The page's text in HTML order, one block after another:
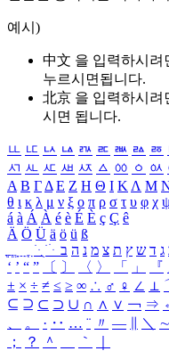
예시)
中文 을 입력하시려
누르시면됩니다.
北京 을 입력하시려
시면 됩니다.
ㅥ ㅦ ㅧ ㅨ ㅩ ㅪ ㅫ ㅬ ㅭ
ㅺ ㅻ ㅼ ㅽ ㅾ ㅿ ㆀ ㆁ ㆂ
Α Β ΓΔ Ε Ζ Η Θ Ι ΚΛ Μ
θ ι κ λ μ ν ξ ο π ρ σ τ υ φ χ
á à Á À é è É È ç Ç ê
Ä Ö Ü ä ö ü ß
ִֶֹ ֻּ ׁׂ ג ד ש ץ ת צ מ נ ה ב
‘ ’ “ ” 〔 〕 〈 〉 「 」 『
± × ÷ ≠ ≤ ≥ ∞ ∴ ♂ ♀ ∠ ⊥
⊆ ⊇ ⊂ ⊃ ∪ ∩ ∧ ∨ ￢ ⇒
、
。 · ‥ … ¨ 〃 ― ＼ ∼
；
？ ＾ ｀